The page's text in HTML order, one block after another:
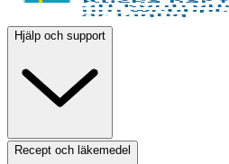
Hjälp och support
Recept och läkemedel